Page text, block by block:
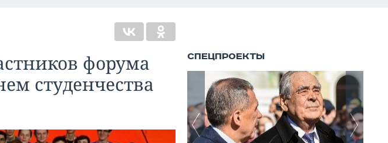
форума
студенчества